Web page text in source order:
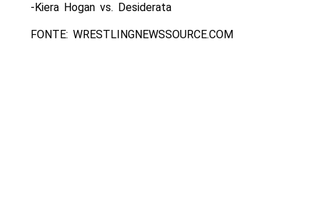
-Kiera Hogan vs. Desiderata
FONTE: WRESTLINGNEWSSOURCE.COM